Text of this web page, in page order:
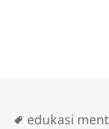
Tags
edukasi